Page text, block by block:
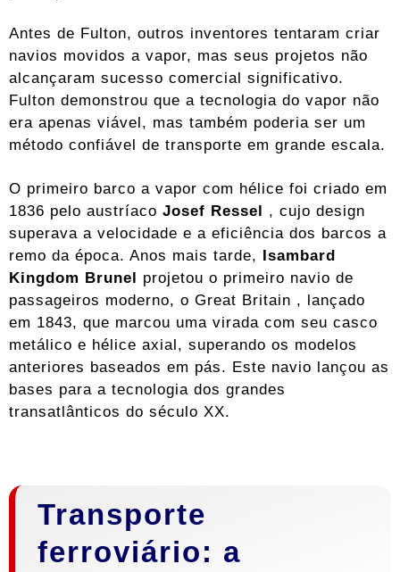
Antes de Fulton, outros inventores tentaram criar
navios movidos a vapor, mas seus projetos não
alcançaram sucesso comercial significativo.
Fulton demonstrou que a tecnologia do vapor não
era apenas viável, mas também poderia ser um
método confiável de transporte em grande escala.
O primeiro barco a vapor com hélice foi criado em
1836 pelo austríaco Josef Ressel , cujo design
superava a velocidade e a eficiência dos barcos a
remo da época. Anos mais tarde, Isambard
Kingdom Brunel projetou o primeiro navio de
passageiros moderno, o Great Britain , lançado
em 1843, que marcou uma virada com seu casco
metálico e hélice axial, superando os modelos
anteriores baseados em pás. Este navio lançou as
bases para a tecnologia dos grandes
transatlânticos do século XX.
Transporte
ferroviário: a